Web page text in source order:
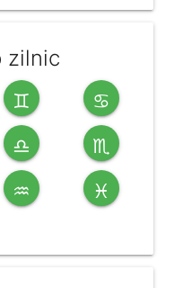
zilnic
♊ ♋
♎ ♏
♒ ♓